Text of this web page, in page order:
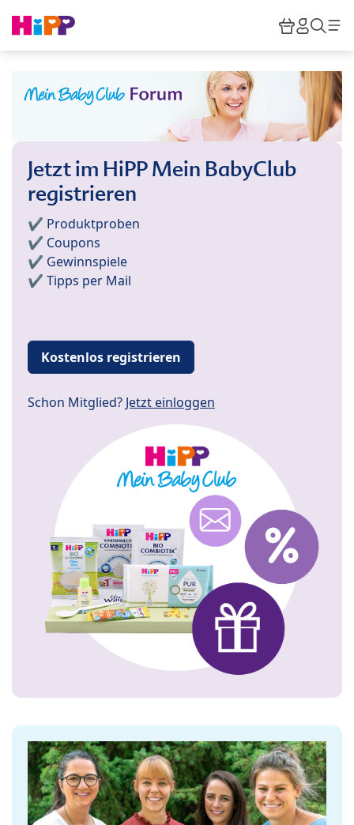
HiPP
Jetzt im HiPP Mein BabyClub
registrieren
✔️ Produktproben
✔️ Coupons
✔️ Gewinnspiele
✔️ Tipps per Mail
Kostenlos registrieren
Schon Mitglied? Jetzt einloggen